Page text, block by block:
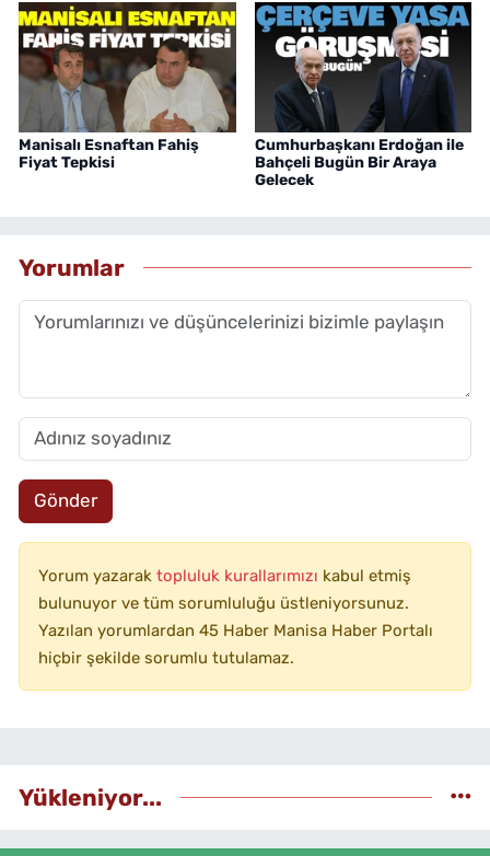
Manisalı Esnaftan Fahiş
Fiyat Tepkisi
Cumhurbaşkanı Erdoğan ile
Bahçeli Bugün Bir Araya
Gelecek
Yorumlar
Gönder
Yorum yazarak topluluk kurallarımızı kabul etmiş
bulunuyor ve tüm sorumluluğu üstleniyorsunuz.
Yazılan yorumlardan 45 Haber Manisa Haber Portalı
hiçbir şekilde sorumlu tutulamaz.
Yükleniyor...